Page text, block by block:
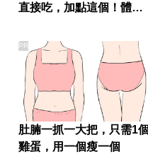
直接吃，加點這個！體重
肚腩一抓一大把，只需1個
雞蛋，用一個瘦一個
PR